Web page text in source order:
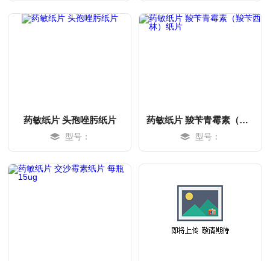
药敏纸片 头孢唑肟纸片
型号：
药敏纸片 羧苄青霉素（羧苄西林）纸片
型号：